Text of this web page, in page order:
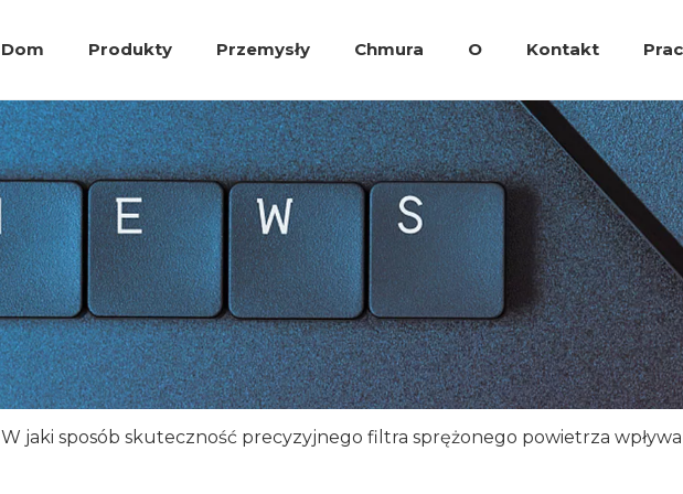
Dom Produkty Przemysły Chmura O Kontakt
W jaki sposób skuteczność precyzyjnego filtra sprężonego powietrza